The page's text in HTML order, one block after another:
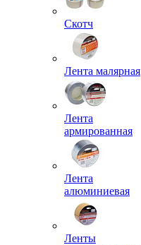
Скотч
Лента малярная
Лента
армированная
Лента
алюминиевая
Ленты